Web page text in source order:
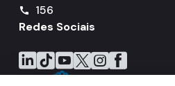
call
156
Redes Sociais
Icone do LinkedIn
Icone do TikTok
Icone do YouTube
Icone do X
Icone do Instagram
Icone do